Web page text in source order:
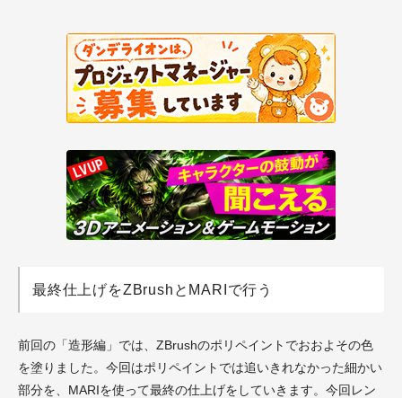
最終仕上げをZBrushとMARIで行う
前回の「造形編」では、ZBrushのポリペイントでおおよその色
を塗りました。今回はポリペイントでは追いきれなかった細かい
部分を、MARIを使って最終の仕上げをしていきます。今回レン